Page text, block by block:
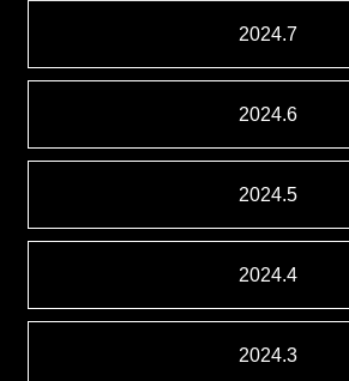
2024.7
2024.6
2024.5
2024.4
2024.3